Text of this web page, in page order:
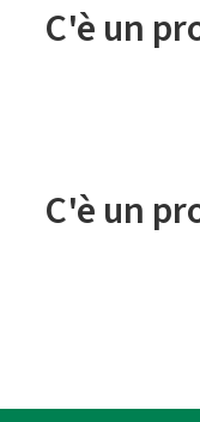
C'è un
C'è un